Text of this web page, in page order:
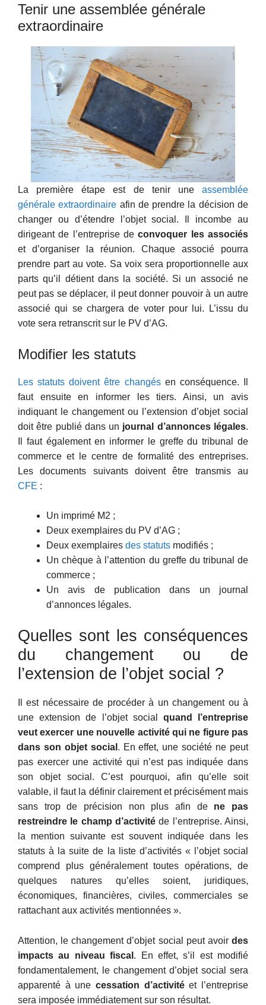
Tenir une assemblée générale
extraordinaire
La première étape est de tenir une assemblée
générale extraordinaire afin de prendre la décision de
changer ou d’étendre l’objet social. Il incombe au
dirigeant de l’entreprise de convoquer les associés
et d’organiser la réunion. Chaque associé pourra
prendre part au vote. Sa voix sera proportionnelle aux
parts qu’il détient dans la société. Si un associé ne
peut pas se déplacer, il peut donner pouvoir à un autre
associé qui se chargera de voter pour lui. L’issu du
vote sera retranscrit sur le PV d’AG.
Modifier les statuts
Les statuts doivent être changésen conséquence. Il
faut ensuite en informer les tiers. Ainsi, un avis
indiquant le changement ou l’extension d’objet social
doit être publié dans un journal d’annonces légales.
Il faut également en informer le greffe du tribunal de
commerce et le centre de formalité des entreprises.
Les documents suivants doivent être transmis au
CFE :
Un imprimé M2 ;
Deux exemplaires du PV d’AG ;
Deux exemplaires des statuts modifiés ;
Un chèque à l’attention du greffe du tribunal de
commerce ;
Un avis de publication dans un journal
d’annonces légales.
Quelles sont les conséquences
du changement ou de
l’extension de l’objet social ?
Il est nécessaire de procéder à un changement ou à
une extension de l’objet social quand l’entreprise
veut exercer une nouvelle activité qui ne figure pas
dans son objet social . En effet, une société ne peut
pas exercer une activité qui n’est pas indiquée dans
son objet social. C’est pourquoi, afin qu’elle soit
valable, il faut la définir clairement et précisément mais
sans trop de précision non plus afin de ne pas
restreindre le champ d’activité de l’entreprise. Ainsi,
la mention suivante est souvent indiquée dans les
statuts à la suite de la liste d’activités « l’objet social
comprend plus généralement toutes opérations, de
quelques natures qu’elles soient, juridiques,
économiques, financières, civiles, commerciales se
rattachant aux activités mentionnées ».
Attention, le changement d’objet social peut avoir des
impacts au niveau fiscal . En effet, s’il est modifié
fondamentalement, le changement d’objet social sera
apparenté à une cessation d’activitéet l’entreprise
sera imposée immédiatement sur son résultat.